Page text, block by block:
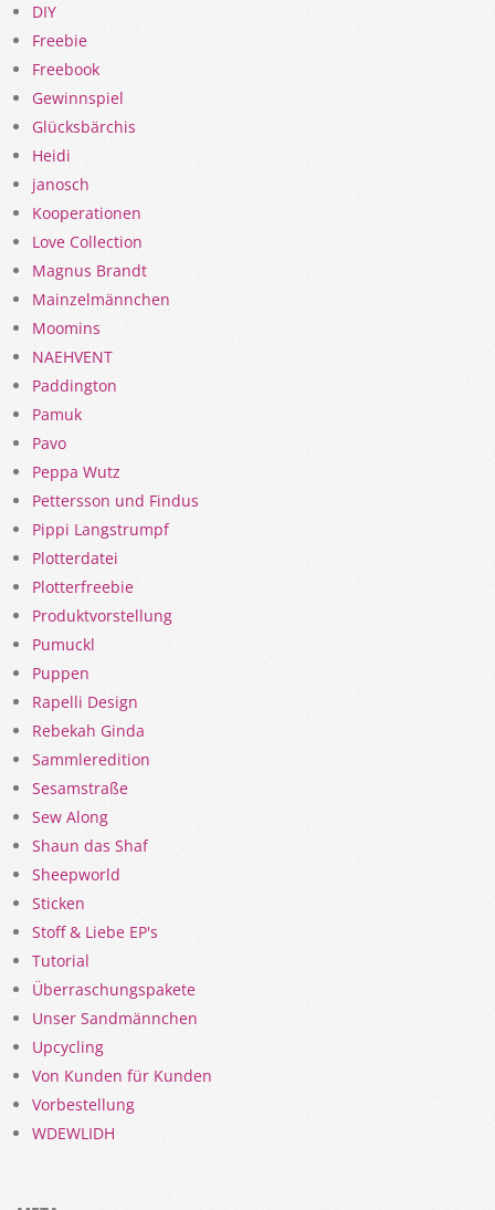
DIY
Freebie
Freebook
Gewinnspiel
Glücksbärchis
Heidi
janosch
Kooperationen
Love Collection
Magnus Brandt
Mainzelmännchen
Moomins
NAEHVENT
Paddington
Pamuk
Pavo
Peppa Wutz
Pettersson und Findus
Pippi Langstrumpf
Plotterdatei
Plotterfreebie
Produktvorstellung
Pumuckl
Puppen
Rapelli Design
Rebekah Ginda
Sammleredition
Sesamstraße
Sew Along
Shaun das Shaf
Sheepworld
Sticken
Stoff & Liebe EP's
Tutorial
Überraschungspakete
Unser Sandmännchen
Upcycling
Von Kunden für Kunden
Vorbestellung
WDEWLIDH